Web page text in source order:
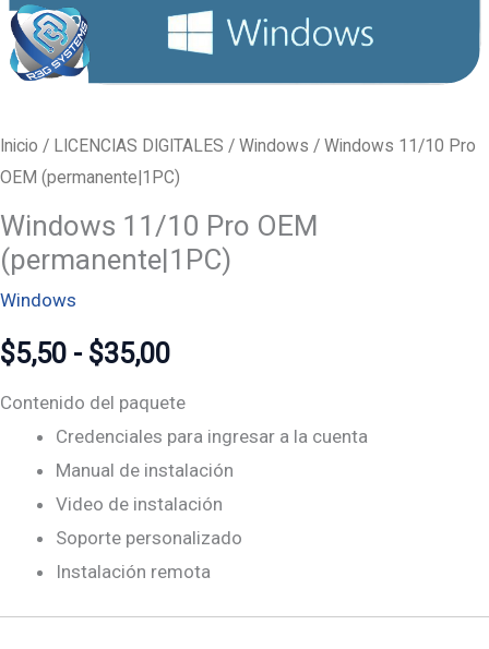
Inicio / LICENCIAS DIGITALES / Windows / Windows 11/10 Pro
OEM (permanente|1PC)
Windows 11/10 Pro OEM
(permanente|1PC)
Windows
$5,50 - $35,00
Contenido del paquete
Credenciales para ingresar a la cuenta
Manual de instalación
Video de instalación
Soporte personalizado
Instalación remota